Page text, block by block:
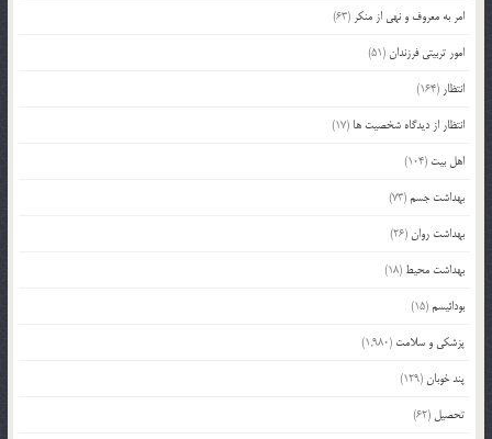
امر به معروف و نهی از منکر (63)
امور تربیتی فرزندان(51)
انتظار (164)
انتظار از دیدگاه شخصیت ها (17)
اهل بیت (104)
بهداشت جسم(73)
بهداشت روان(26)
بهداشت محیط (18)
بودائیسم(15)
پزشکی و سلامت (1,980)
پند خوبان(129)
تحصیل (62)